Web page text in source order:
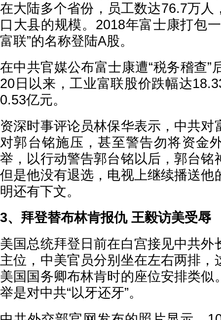
在大陆多个省份，员工数达76.7万人
口大县的规模。2018年富士康打包
富联”的名称登陆A股。
在中共官媒公布富士康遭“税务稽查”
20日以来，工业富联股价跌幅达
0.53亿元。
资深时事评论员林保华表示，中共对
对郭台铭施压，甚至警告勿将资金
举，以行动警告郭台铭以后，郭台铭
但是他没有退选，电视上继续播送他
明还有下文。
3、拜登替布林肯报仇 王毅访美受辱
美国总统拜登日前在白宫接见中共外
主位，中美官员分别坐在左右两排，
美国国务卿布林肯时的座位安排类似
举是对中共“以牙还牙”。